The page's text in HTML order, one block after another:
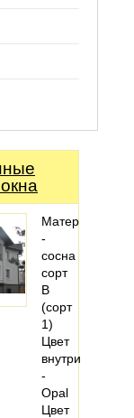
Материал
-
сосна
сорт
В
(сорт
1)
Цвет
внутри
-
Opal
Цвет